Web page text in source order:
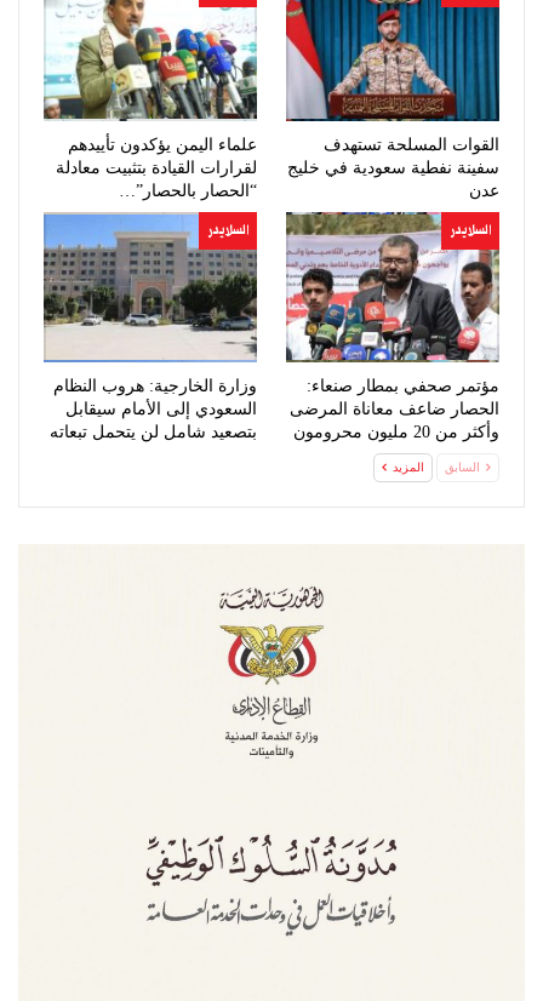
القوات المسلحة تستهدف
سفينة نفطية سعودية في خليج
عدن
علماء اليمن يؤكدون تأييدهم
لقرارات القيادة بتثبيت معادلة
“الحصار بالحصار”…
السلايدر
مؤتمر صحفي بمطار صنعاء:
الحصار ضاعف معاناة المرضى
وأكثر من 20 مليون محرومون
السلايدر
وزارة الخارجية: هروب النظام
السعودي إلى الأمام سيقابل
بتصعيد شامل لن يتحمل تبعاته
السابق المزيد